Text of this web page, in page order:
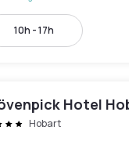
10h - 17h
Hotel
Hobart